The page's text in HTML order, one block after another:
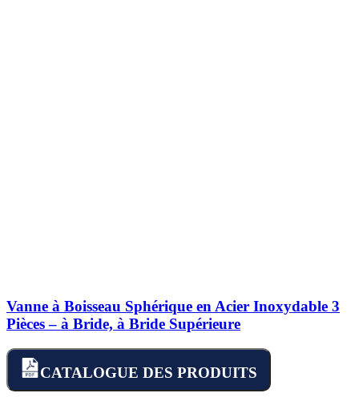
Vanne à Boisseau Sphérique en Acier Inoxydable 3
Pièces – à Bride, à Bride Supérieure
CATALOGUE DES PRODUITS